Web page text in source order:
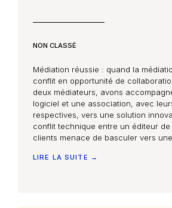
NON CLASSÉ
Médiation réussie : quand la
conflit en opportunité de
deux médiateurs, avons
logiciel et une association, avec
respectives, vers une solution
conflit technique entre un éditeur de
clients menace de basculer vers
LIRE LA SUITE →